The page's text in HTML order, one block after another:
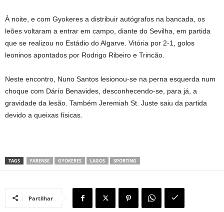
À noite, e com Gyokeres a distribuir autógrafos na bancada, os
leões voltaram a entrar em campo, diante do Sevilha, em partida
que se realizou no Estádio do Algarve. Vitória por 2-1, golos
leoninos apontados por Rodrigo Ribeiro e Trincão.
Neste encontro, Nuno Santos lesionou-se na perna esquerda num
choque com Dárío Benavides, desconhecendo-se, para já, a
gravidade da lesão. Também Jeremiah St. Juste saiu da partida
devido a queixas físicas.
TAGS FARENSE GYOKERES LAGOS SPORTING
Partilhar